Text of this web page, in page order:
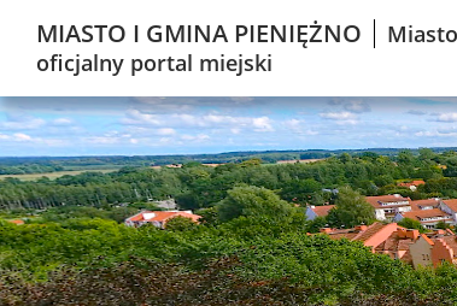
MIASTO I GMINA PIENIĘŻNO
oficjalny portal miejski